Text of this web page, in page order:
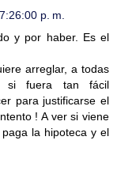
p. m.
y por haber. Es el
arreglar, a todas
si fuera tan fácil
para justificarse el
! A ver si viene
la hipoteca y el